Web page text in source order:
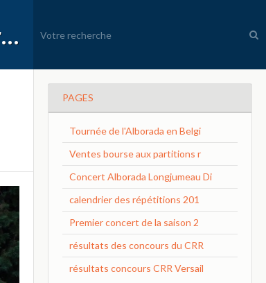
APEC Conservatoire à Rayonnement Régional de Versailles Grand Parc
PAGES
Tournée de l'Alborada en Belgi
Ventes bourse aux partitions r
Concert Alborada Longjumeau Di
calendrier des répétitions 201
Premier concert de la saison 2
résultats des concours du CRR
résultats concours CRR Versail